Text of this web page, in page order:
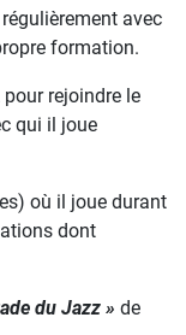
avec
formation.
rejoindre le
qui il joue
où il joue durant
dont
du Jazz » de